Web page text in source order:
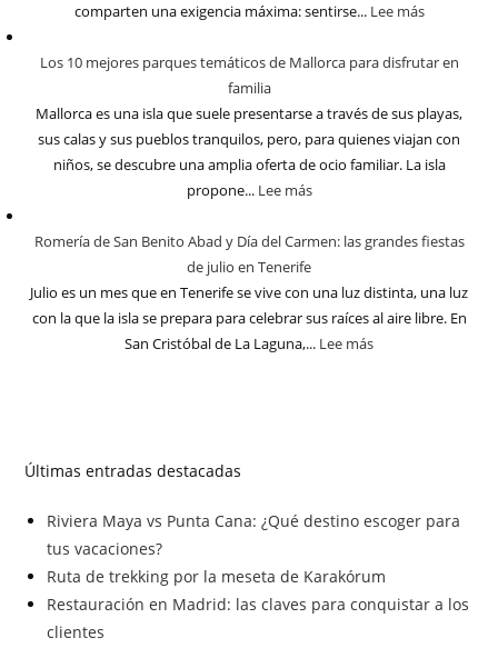
comparten una exigencia máxima: sentirse... Lee más
Los 10 mejores parques temáticos de Mallorca para disfrutar en
familia
Mallorca es una isla que suele presentarse a través de sus playas,
sus calas y sus pueblos tranquilos, pero, para quienes viajan con
niños, se descubre una amplia oferta de ocio familiar. La isla
propone... Lee más
Romería de San Benito Abad y Día del Carmen: las grandes fiestas
de julio en Tenerife
Julio es un mes que en Tenerife se vive con una luz distinta, una luz
con la que la isla se prepara para celebrar sus raíces al aire libre. En
San Cristóbal de La Laguna,... Lee más
Últimas entradas destacadas
Riviera Maya vs Punta Cana: ¿Qué destino escoger para
tus vacaciones?
Ruta de trekking por la meseta de Karakórum
Restauración en Madrid: las claves para conquistar a los
clientes